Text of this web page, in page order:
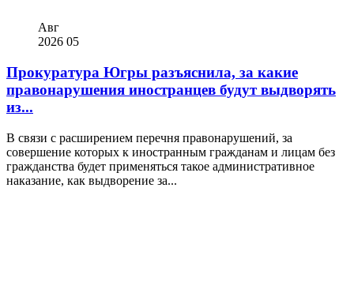
Авг
2026 05
Прокуратура Югры разъяснила, за какие
правонарушения иностранцев будут выдворять
из...
В связи с расширением перечня правонарушений, за
совершение которых к иностранным гражданам и лицам без
гражданства будет применяться такое административное
наказание, как выдворение за...